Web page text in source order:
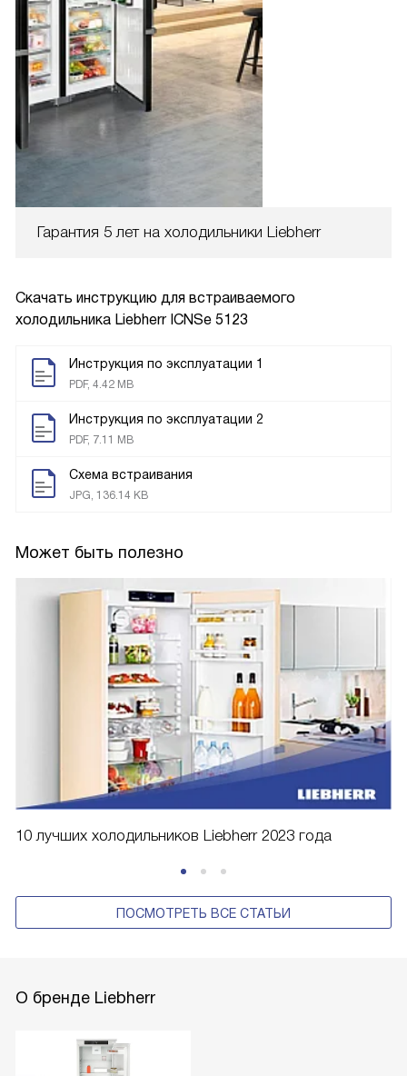
Гарантия 5 лет на холодильники Liebherr
Скачать инструкцию для встраиваемого
холодильника Liebherr ICNSe 5123
Инструкция по эксплуатации 1
PDF, 4.42 MB
Инструкция по эксплуатации 2
PDF, 7.11 MB
Схема встраивания
JPG, 136.14 KB
Может быть полезно
10 лучших холодильников Liebherr 2023 года
ПОСМОТРЕТЬ ВСЕ СТАТЬИ
О бренде Liebherr